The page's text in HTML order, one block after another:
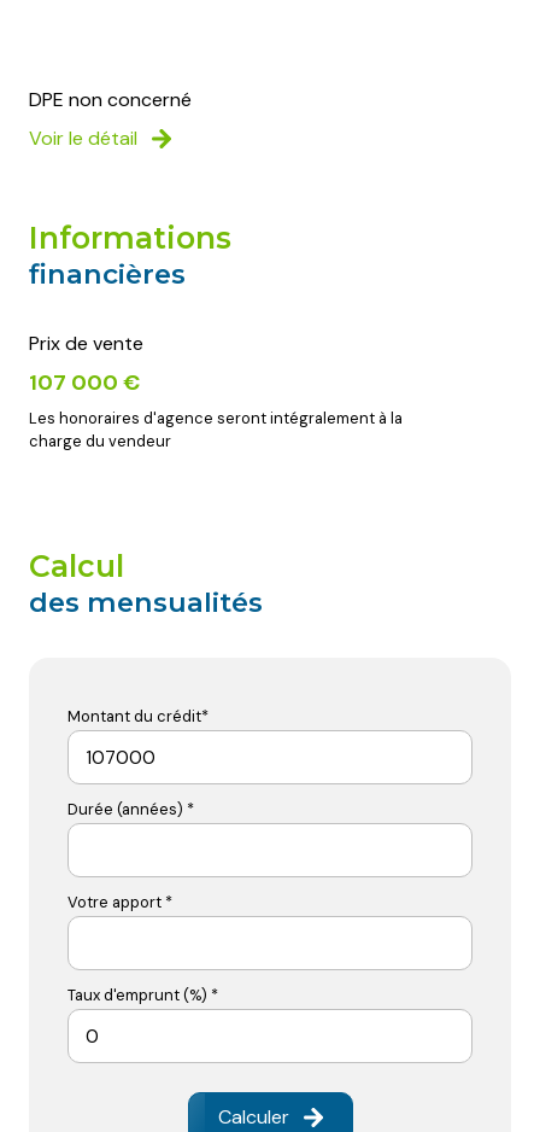
DPE non concerné
Voir le détail
informations
financières
Prix de vente
107 000 €
Les honoraires d'agence seront intégralement à la
charge du vendeur
calcul
des mensualités
Montant du crédit*
Durée (années) *
Votre apport *
Taux d'emprunt (%) *
Calculer